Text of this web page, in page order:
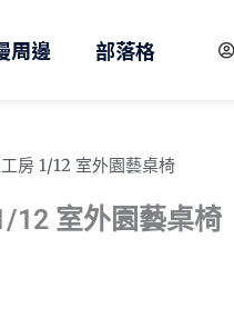
周邊 部落格
房 1/12 室外園藝桌椅
12 室外園藝桌椅